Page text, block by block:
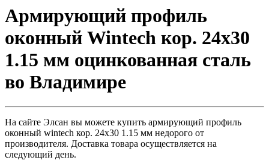
Армирующий профиль
оконный Wintech кор. 24х30
1.15 мм оцинкованная сталь
во Владимире
На сайте Элсан вы можете купить армирующий профиль
оконный wintech кор. 24х30 1.15 мм недорого от
производителя. Доставка товара осуществляется на
следующий день.